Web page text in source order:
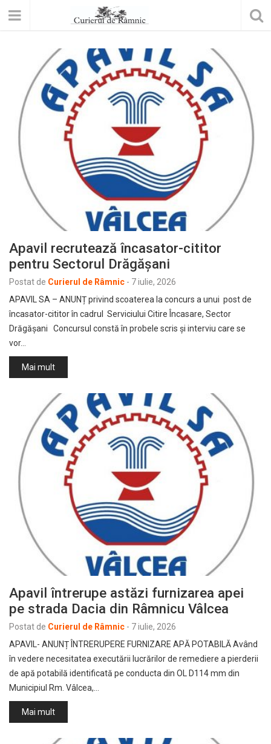
Apavil recrutează încasator-cititor
pentru Sectorul Drăgășani
Postat de Curierul de Râmnic - 7 iulie, 2026
APAVIL SA – ANUNȚ privind scoaterea la concurs a unui post de
încasator-cititor în cadrul Serviciului Citire Încasare, Sector
Drăgășani Concursul constă în probele scris şi interviu care se
vor…
Mai mult
Apavil întrerupe astăzi furnizarea apei
pe strada Dacia din Râmnicu Vâlcea
Postat de Curierul de Râmnic - 7 iulie, 2026
APAVIL- ANUNȚ ÎNTRERUPERE FURNIZARE APĂ POTABILĂ Având
în vedere necesitatea executării lucrărilor de remediere a pierderii
de apă potabilă identificată pe conducta din OL D114 mm din
Municipiul Rm. Vâlcea,…
Mai mult